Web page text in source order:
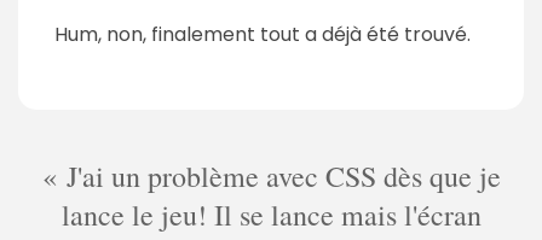
i
Hum, non, finalement tout a déjà été trouvé.
J'ai un problème avec CSS dès que je
lance le jeu! Il se lance mais l'écran